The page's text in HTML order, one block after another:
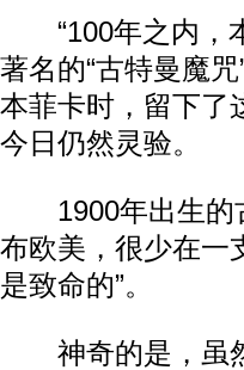
“100年之内，本
著名的“古特曼魔
本菲卡时，留下了
今日仍然灵验。
1900年出生的古
布欧美，很少在一
是致命的”。
神奇的是，虽然